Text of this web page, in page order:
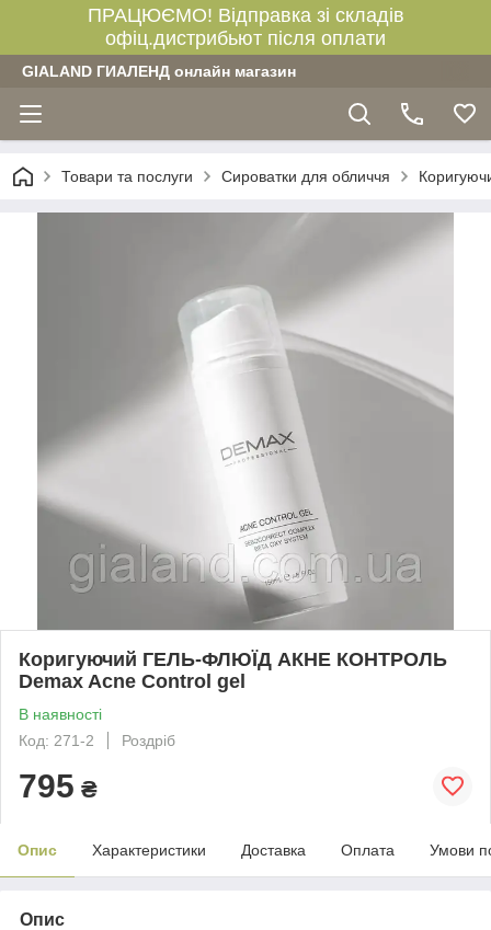
ПРАЦЮЄМО! Відправка зі складів
офіц.дистрибьют після оплати
GIALAND ГИАЛЕНД онлайн магазин
Товари та послуги Сироватки для обличчя
Коригуючий ГЕЛЬ-ФЛЮЇД АКНЕ КОНТРОЛЬ
Demax Acne Control gel
В наявності
Код: 271-2
Роздріб
795 ₴
Опис Характеристики Доставка Оплата Умови
Опис